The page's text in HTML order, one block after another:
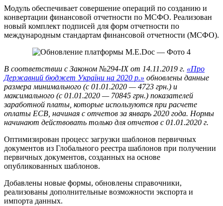
Модуль обеспечивает совершение операций по созданию и
конвертации финансовой отчетности по МСФО. Реализован
новый комплект подписей для форм отчетности по
международным стандартам финансовой отчетности (МСФО).
В соответствии с Законом №294-IX от 14.11.2019 г. «Про
Державний бюджет України на 2020 р.» обновлены данные
размера минимального (с 01.01.2020 — 4723 грн.) и
максимального (с 01.01.2020 — 70845 грн.) показателей
заработной платы, которые используются при расчете
оплаты ЕСВ, начиная с отчетов за январь 2020 года. Нормы
начинают действовать только для отчетов с 01.01.2020 г.
Оптимизирован процесс загрузки шаблонов первичных
документов из Глобального реестра шаблонов при получении
первичных документов, созданных на основе
опубликованных шаблонов.
Добавлены новые формы, обновлены справочники,
реализованы дополнительные возможности экспорта и
импорта данных.